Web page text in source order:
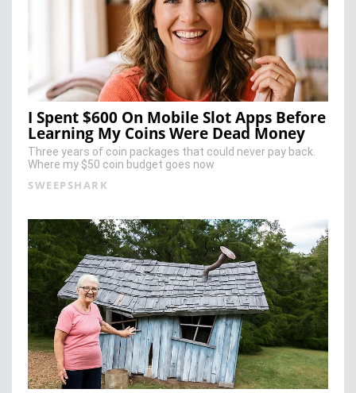
I Spent $600 On Mobile Slot Apps Before
Learning My Coins Were Dead Money
Three years of coin packages that could never pay back.
Where my $50 coin budget goes now
SWEEPSHARK